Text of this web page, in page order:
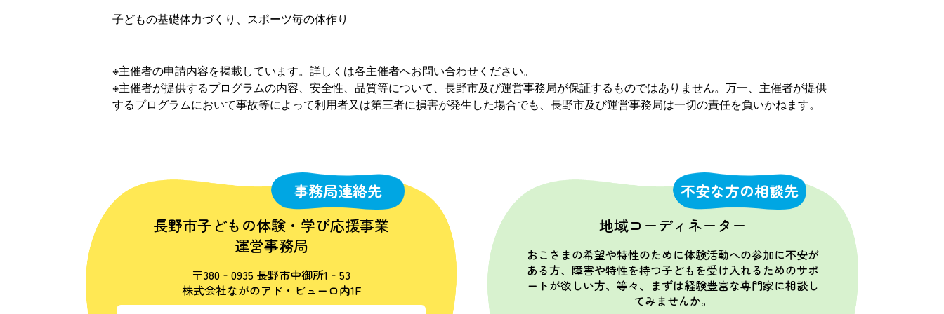
子どもの基礎体力づくり、スポーツ毎の体作り
※主催者の申請内容を掲載しています。詳しくは各主催者へお問い合わせください。
※主催者が提供するプログラムの内容、安全性、品質等について、長野市及び運営事務局が保証するものではありません。万一、主催者が提供
するプログラムにおいて事故等によって利用者又は第三者に損害が発生した場合でも、長野市及び運営事務局は一切の責任を負いかねます。
事務局連絡先
長野市子どもの体験・学び応援事業
運営事務局
〒380‐0935 長野市中御所1‐53
株式会社ながのアド・ビューロ内1F
不安な方の相談先
地域コーディネーター
おこさまの希望や特性のために体験活動への参加に不安が
ある方、障害や特性を持つ子どもを受け入れるためのサポ
ートが欲しい方、等々、まずは経験豊富な専門家に相談し
てみませんか。